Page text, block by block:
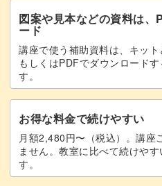
図案や見本などの資料は、
ード
講座で使う補助資料は、キット
もしくはPDFでダウンロード
す。
お得な料金で続けやすい
月額2,480円〜（税込）。講座
ません。教室に比べて続けや
す。